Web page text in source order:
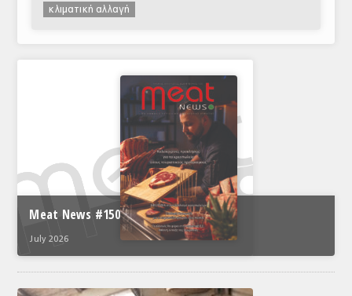
κλιματική αλλαγή
Meat News #150
July 2026